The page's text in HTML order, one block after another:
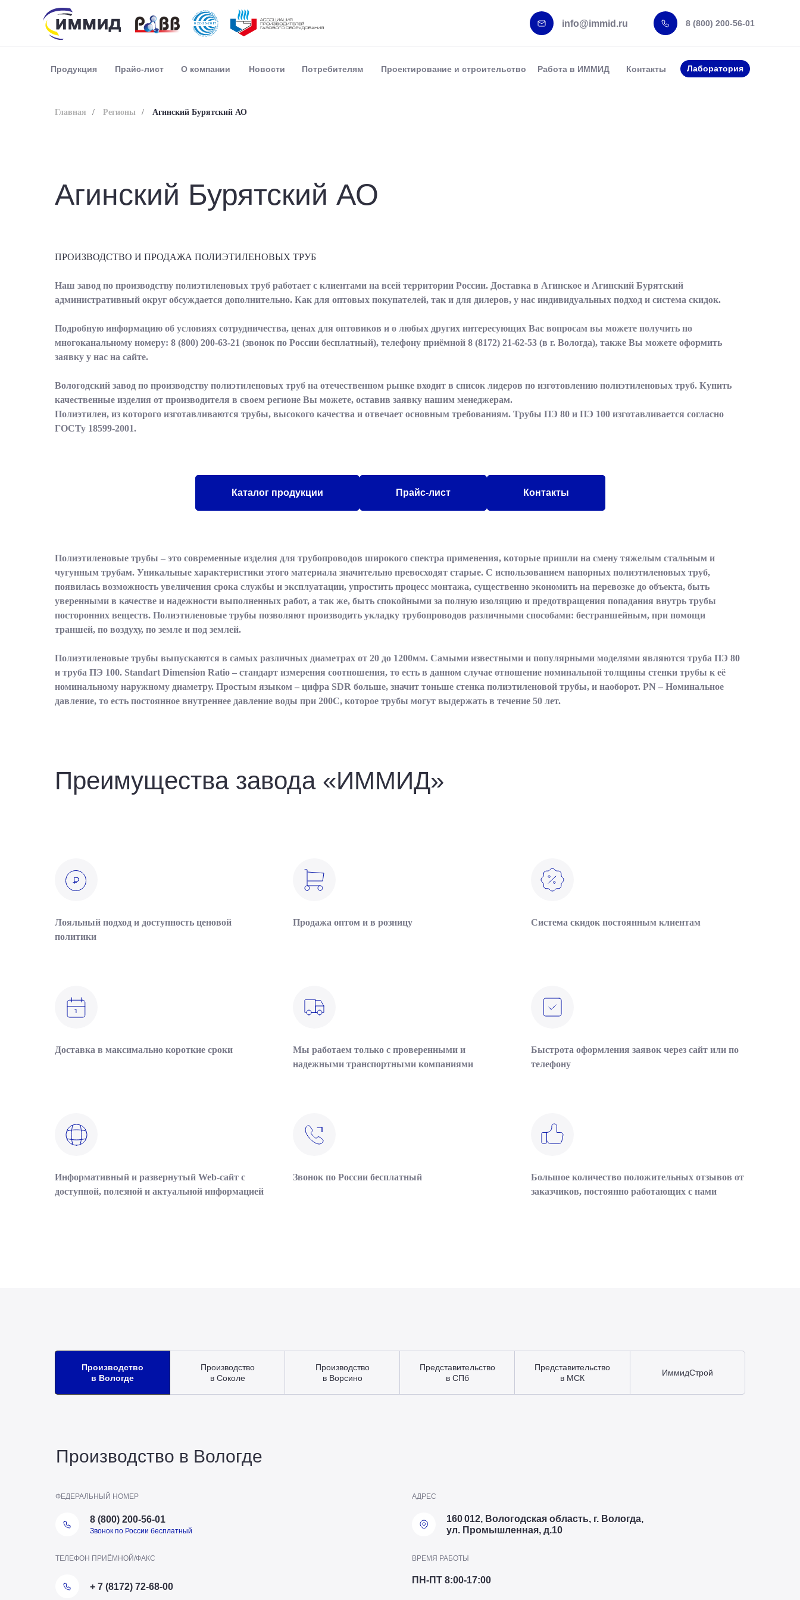
8 (800) 200-56-01
info@immid.ru
Продукция Прайс-лист О компании Новости Потребителям Проектирование и строительство Работа в ИММИД Контакты Лаборатория
Главная / Регионы / Агинский Бурятский АО
Агинский Бурятский АО
ПРОИЗВОДСТВО И ПРОДАЖА ПОЛИЭТИЛЕНОВЫХ ТРУБ
Наш завод по производству полиэтиленовых труб работает с клиентами на всей территории России. Доставка в Агинское и Агинский Бурятский
административный округ обсуждается дополнительно. Как для оптовых покупателей, так и для дилеров, у нас индивидуальных подход и система скидок.
Подробную информацию об условиях сотрудничества, ценах для оптовиков и о любых других интересующих Вас вопросам вы можете получить по
многоканальному номеру: 8 (800) 200-63-21 (звонок по России бесплатный), телефону приёмной 8 (8172) 21-62-53 (в г. Вологда), также Вы можете оформить
заявку у нас на сайте.
Вологодский завод по производству полиэтиленовых труб на отечественном рынке входит в список лидеров по изготовлению полиэтиленовых труб. Купить
качественные изделия от производителя в своем регионе Вы можете, оставив заявку нашим менеджерам.
Полиэтилен, из которого изготавливаются трубы, высокого качества и отвечает основным требованиям. Трубы ПЭ 80 и ПЭ 100 изготавливается согласно
ГОСТу 18599-2001.
Каталог продукции Прайс-лист Контакты
Полиэтиленовые трубы – это современные изделия для трубопроводов широкого спектра применения, которые пришли на смену тяжелым стальным и
чугунным трубам. Уникальные характеристики этого материала значительно превосходят старые. С использованием напорных полиэтиленовых труб,
появилась возможность увеличения срока службы и эксплуатации, упростить процесс монтажа, существенно экономить на перевозке до объекта, быть
уверенными в качестве и надежности выполненных работ, а так же, быть спокойными за полную изоляцию и предотвращения попадания внутрь трубы
посторонних веществ. Полиэтиленовые трубы позволяют производить укладку трубопроводов различными способами: бестраншейным, при помощи
траншей, по воздуху, по земле и под землей.
Полиэтиленовые трубы выпускаются в самых различных диаметрах от 20 до 1200мм. Самыми известными и популярными моделями являются труба ПЭ 80
и труба ПЭ 100. Standart Dimension Ratio – стандарт измерения соотношения, то есть в данном случае отношение номинальной толщины стенки трубы к её
номинальному наружному диаметру. Простым языком – цифра SDR больше, значит тоньше стенка полиэтиленовой трубы, и наоборот. PN – Номинальное
давление, то есть постоянное внутреннее давление воды при 200С, которое трубы могут выдержать в течение 50 лет.
Преимущества завода «ИММИД»
Лояльный подход и доступность ценовой
политики
Продажа оптом и в розницу Система скидок постоянным клиентам
Доставка в максимально короткие сроки
Мы работаем только с проверенными и
надежными транспортными компаниями
Быстрота оформления заявок через сайт или по
телефону
Информативный и развернутый Web-сайт с
доступной, полезной и актуальной информацией
Звонок по России бесплатный
Большое количество положительных отзывов от
заказчиков, постоянно работающих с нами
Производство
в Вологде
Производство
в Соколе
Производство
в Ворсино
Представительство
в СПб
Представительство
в МСК
ИммидСтрой
Производство в Вологде
ПН-ПТ 8:00-17:00
ВРЕМЯ РАБОТЫ
+ 7 (8172) 72-68-00
ТЕЛЕФОН ПРИЁМНОЙ/ФАКС
160 012, Вологодская область, г. Вологда,
ул. Промышленная, д.10
АДРЕС
ФЕДЕРАЛЬНЫЙ НОМЕР
8 (800) 200-56-01
Звонок по России бесплатный